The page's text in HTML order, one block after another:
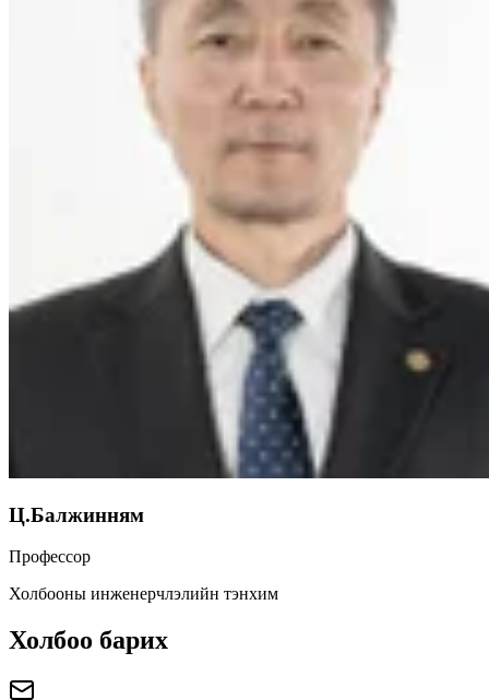
Ц.Балжинням
Профессор
Холбооны инженерчлэлийн тэнхим
Холбоо барих